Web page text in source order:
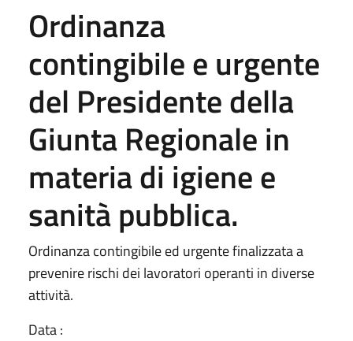
Ordinanza
contingibile e urgente
del Presidente della
Giunta Regionale in
materia di igiene e
sanità pubblica.
Ordinanza contingibile ed urgente finalizzata a
prevenire rischi dei lavoratori operanti in diverse
attività.
Data :